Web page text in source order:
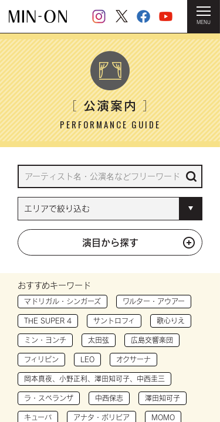
MENU
HOME ＞ 公演案内
［公演案内］
PERFORMANCE GUIDE
演目から探す
おすすめキーワード
マドリガル・シンガーズ ワルター・アウアー
THE SUPER 4 サントロフィ 歌心りえ
ミン・ヨンチ 太田弦 広島交響楽団
フィリピン LEO オクサーナ
岡本真夜、小野正利、澤田知可子、中西圭三
ラ・スペランザ 中西保志 澤田知可子
キューバ アナタ・ボリビア MOMO